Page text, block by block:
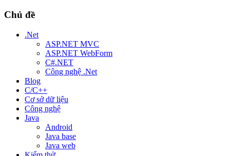
Chủ đề
.Net
ASP.NET MVC
ASP.NET WebForm
C#.NET
Công nghệ .Net
Blog
C/C++
Cơ sở dữ liệu
Công nghệ
Java
Android
Java base
Java web